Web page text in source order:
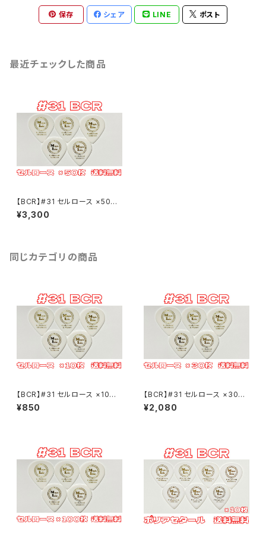
保存 シェア LINE ポスト
最近チェックした商品
【BCR】#31 セルロース ×50枚
B.C. Rich JSJピックタイプ ML
ピック【送料込み】
¥3,300
同じカテゴリの商品
【BCR】#31 セルロース ×10枚
B.C. Rich JSJピックタイプ ML
ピック【送料込み】
¥850
【BCR】#31 セルロース ×30枚
B.C. Rich JSJピックタイプ ML
ピック【送料込み】
¥2,080